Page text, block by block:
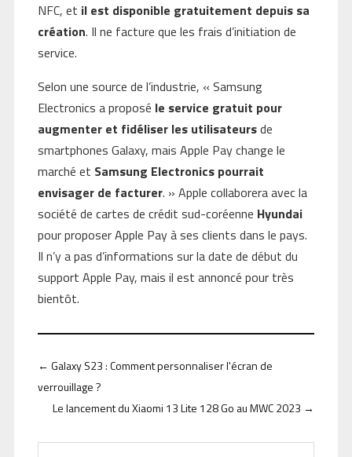
NFC, et il est disponible gratuitement depuis sa
création. Il ne facture que les frais d’initiation de
service.
Selon une source de l’industrie, « Samsung
Electronics a proposé le service gratuit pour
augmenter et fidéliser les utilisateursde
smartphones Galaxy, mais Apple Pay change le
marché et Samsung Electronics pourrait
envisager de facturer. » Apple collaborera avec la
société de cartes de crédit sud-coréenne Hyundai
pour proposer Apple Pay à ses clients dans le pays.
Il n’y a pas d’informations sur la date de début du
support Apple Pay, mais il est annoncé pour très
bientôt.
← Galaxy S23 : Comment personnaliser l'écran de
verrouillage ?
Le lancement du Xiaomi 13 Lite 128 Go au MWC 2023 →